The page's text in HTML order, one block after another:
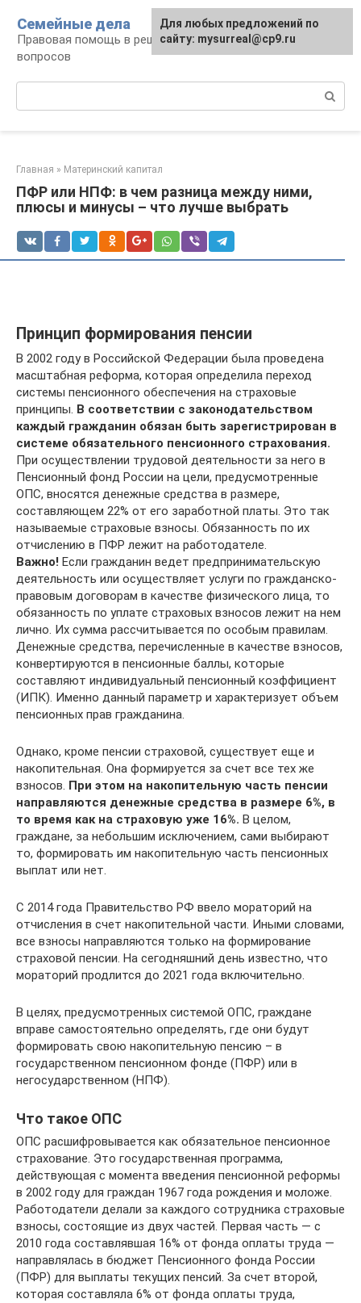
контенту
Семейные дела
Правовая помощь в решении семейных
вопросов
Главная » Материнский капитал
ПФР или НПФ: в чем разница между ними,
плюсы и минусы – что лучше выбрать
Принцип формирования пенсии
В 2002 году в Российской Федерации была проведена
масштабная реформа, которая определила переход
системы пенсионного обеспечения на страховые
принципы. В соответствии с законодательством
каждый гражданин обязан быть зарегистрирован в
системе обязательного пенсионного страхования.
При осуществлении трудовой деятельности за него в
Пенсионный фонд России на цели, предусмотренные
ОПС, вносятся денежные средства в размере,
составляющем 22% от его заработной платы. Это так
называемые страховые взносы. Обязанность по их
отчислению в ПФР лежит на работодателе.
Важно! Если гражданин ведет предпринимательскую
деятельность или осуществляет услуги по гражданско-
правовым договорам в качестве физического лица, то
обязанность по уплате страховых взносов лежит на нем
лично. Их сумма рассчитывается по особым правилам.
Денежные средства, перечисленные в качестве взносов,
конвертируются в пенсионные баллы, которые
составляют индивидуальный пенсионный коэффициент
(ИПК). Именно данный параметр и характеризует объем
пенсионных прав гражданина.
Однако, кроме пенсии страховой, существует еще и
накопительная. Она формируется за счет все тех же
взносов. При этом на накопительную часть пенсии
направляются денежные средства в размере 6%, в
то время как на страховую уже 16%. В целом,
граждане, за небольшим исключением, сами выбирают
то, формировать им накопительную часть пенсионных
выплат или нет.
С 2014 года Правительство РФ ввело мораторий на
отчисления в счет накопительной части. Иными словами,
все взносы направляются только на формирование
страховой пенсии. На сегодняшний день известно, что
мораторий продлится до 2021 года включительно.
В целях, предусмотренных системой ОПС, граждане
вправе самостоятельно определять, где они будут
формировать свою накопительную пенсию – в
государственном пенсионном фонде (ПФР) или в
негосударственном (НПФ).
Что такое ОПС
ОПС расшифровывается как обязательное пенсионное
страхование. Это государственная программа,
действующая с момента введения пенсионной реформы
в 2002 году для граждан 1967 года рождения и моложе.
Работодатели делали за каждого сотрудника страховые
взносы, состоящие из двух частей. Первая часть — с
2010 года составлявшая 16% от фонда оплаты труда —
направлялась в бюджет Пенсионного фонда России
(ПФР) для выплаты текущих пенсий. За счет второй,
которая составляла 6% от фонда оплаты труда,
Для любых предложений по
сайту: mysurreal@cp9.ru